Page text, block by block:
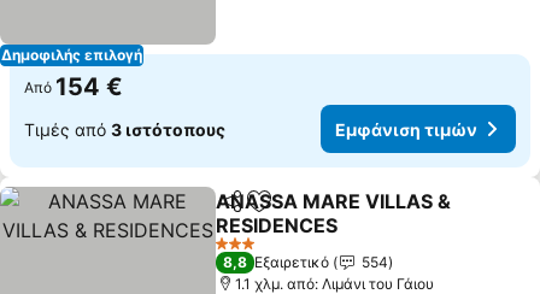
Δημοφιλής επιλογή
Από 154 €
Τιμές από 3 ιστότοπους Εμφάνιση τιμών
Κοινοποίηση
Προσθήκη στα αγαπημένα
ANASSA MARE VILLAS &
RESIDENCES
3 Αστέρια
8,8 Εξαιρετικό
554
1.1 χλμ. από: Λιμάνι του Γάιου